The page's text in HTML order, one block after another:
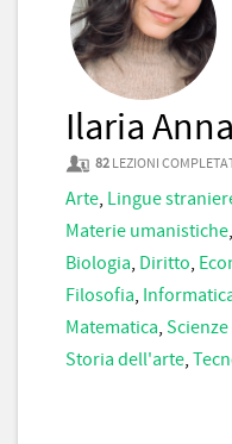
Ilaria
82 LEZIONI
Arte, Lingue
Materie umanistiche,
Biologia, Diritto,
Filosofia,
Matematica,
Storia dell'arte,